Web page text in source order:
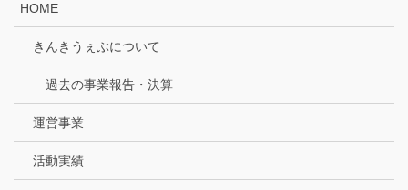
HOME
きんきうぇぶについて
過去の事業報告・決算
運営事業
活動実績